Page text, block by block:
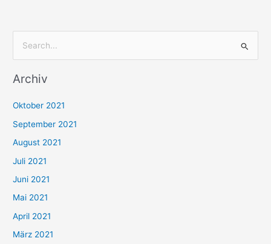
c
n
n
a
c
h
:
Archiv
Oktober 2021
September 2021
August 2021
Juli 2021
Juni 2021
Mai 2021
April 2021
März 2021